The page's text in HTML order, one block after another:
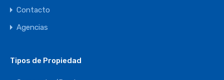
Contacto
Agencias
Tipos de Propiedad